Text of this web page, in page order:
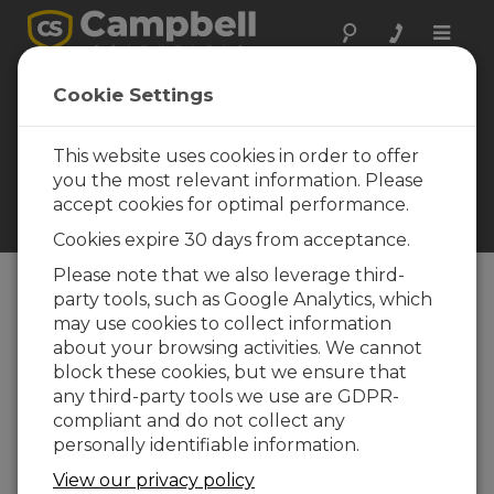
Toggle
Performances des
cordes vibrantes
dynamiques
Interfaces testées qui utilisent
la technologie VSPECT
®
Table of Contents
Performances des cordes vibrantes
dynamiques
Campbell Scientific a développé des interfaces à
corde vibrante (VW) qui utilisent la technologie
VSPECT®et fournissent des mesures
Cookie Settings
This website uses cookies in order to offer
you the most relevant information. Please
accept cookies for optimal performance.
Cookies expire 30 days from acceptance.
Please note that we also leverage third-
party tools, such as Google Analytics, which
may use cookies to collect information
about your browsing activities. We cannot
block these cookies, but we ensure that
any third-party tools we use are GDPR-
compliant and do not collect any
personally identifiable information.
View our privacy policy